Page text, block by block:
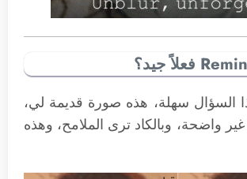
السؤال سهلة، هذه صورة قديمة لي،
واضحة، وبالكاد ترى الملامح، وهذه